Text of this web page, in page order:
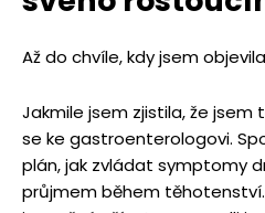
Až do chvíle, kdy jsem objevila
Jakmile jsem zjistila, že
se ke gastroenterologovi.
plán, jak zvládat symptomy
průjmem během těhotenství.